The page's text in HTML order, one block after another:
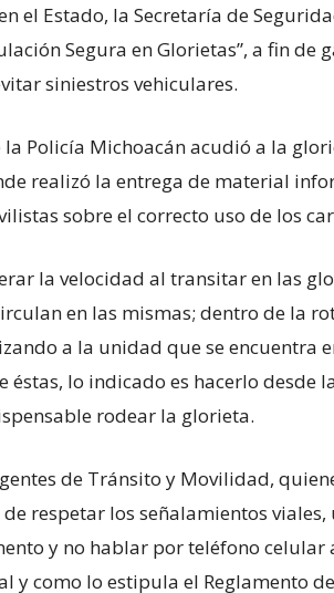
el Estado, la Secretaría de
Segura en Glorietas”, a fin de
siniestros vehiculares.
Policía Michoacán acudió a la
realizó la entrega de material
sobre el correcto uso de los
la velocidad al transitar en las
en las mismas; dentro de la
a la unidad que se encuentra
lo indicado es hacerlo desde
rodear la glorieta.
de Tránsito y Movilidad,
respetar los señalamientos
y no hablar por teléfono celular
y como lo estipula el Reglamento